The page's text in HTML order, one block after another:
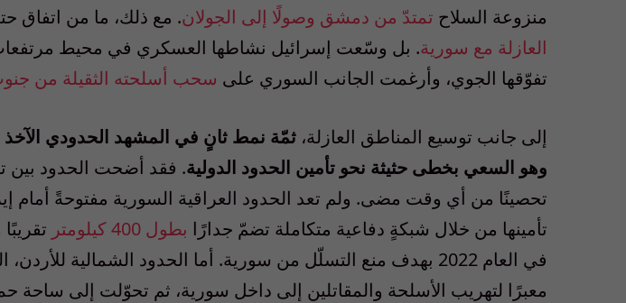
منزوعة السلاح تمتدّ من دمشق وصولًا إلى الجولان. مع ذلك، ما من اتفاق
العازلة مع سورية. بل وسّعت إسرائيل نشاطها العسكري في محيط
تفوّقها الجوي، وأرغمت الجانب السوري على سحب أسلحته الثقيلة من
إلى جانب توسيع المناطق العازلة، ثمّة نمط ثانٍ في المشهد الحدودي
وهو السعي بخطى حثيثة نحو تأمين الحدود الدولية. فقد أضحت الحدود بين
تحصينًا من أي وقت مضى. ولم تعد الحدود العراقية السورية مفتوحةً أمام
تأمينها من خلال شبكةٍ دفاعية متكاملة تضمّ جدارًا بطول 400 كيلومتر
في العام 2022 بهدف منع التسلّل من سورية. أما الحدود الشمالية
معبرًا لتهريب الأسلحة والمقاتلين إلى داخل سورية، ثم تحوّلت إلى